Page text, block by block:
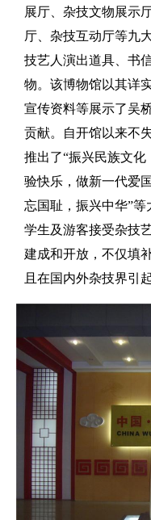
展厅、杂技文物展示
厅、杂技互动厅等九
技艺人演出道具、书
物。该博物馆以其详
宣传资料等展示了吴
贡献。自开馆以来不
推出了“振兴民族文化
验快乐，做新一代爱
忘国耻，振兴中华”
学生及游客接受杂技
建成和开放，不仅填
且在国内外杂技界引